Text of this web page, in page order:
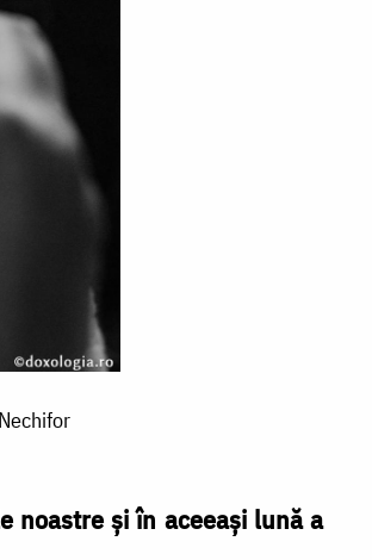
noastre și în aceeași lună a